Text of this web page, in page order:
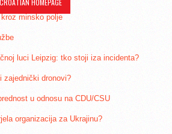
HOMEPAGE
minsko polje
luci Leipzig: tko stoji iza incidenta?
zajednički dronovi?
u odnosu na CDU/CSU
organizacija za Ukrajinu?